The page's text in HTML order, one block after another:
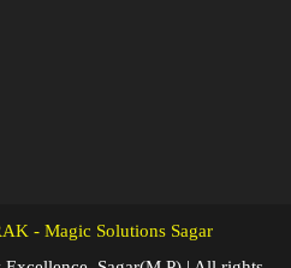
- Magic Solutions Sagar